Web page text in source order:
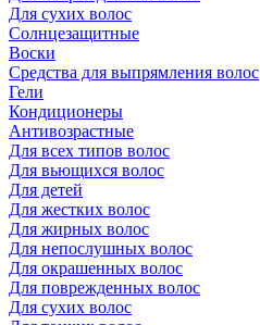
Для сухих волос
Солнцезащитные
Воски
Средства для выпрямления волос
Гели
Кондиционеры
Антивозрастные
Для всех типов волос
Для вьющихся волос
Для детей
Для жестких волос
Для жирных волос
Для непослушных волос
Для окрашенных волос
Для поврежденных волос
Для сухих волос